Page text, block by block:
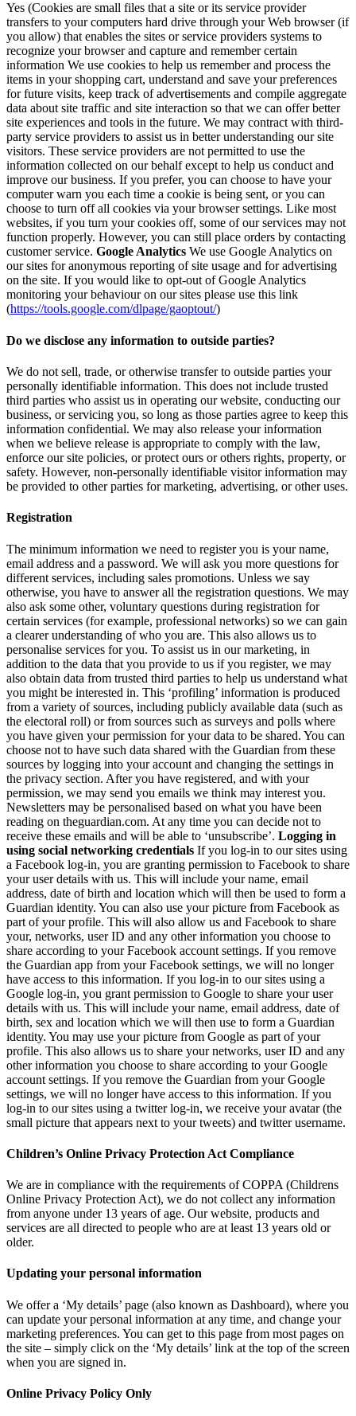
Yes (Cookies are small files that a site or its service provider
transfers to your computers hard drive through your Web browser (if
you allow) that enables the sites or service providers systems to
recognize your browser and capture and remember certain
information We use cookies to help us remember and process the
items in your shopping cart, understand and save your preferences
for future visits, keep track of advertisements and compile aggregate
data about site traffic and site interaction so that we can offer better
site experiences and tools in the future. We may contract with third-
party service providers to assist us in better understanding our site
visitors. These service providers are not permitted to use the
information collected on our behalf except to help us conduct and
improve our business. If you prefer, you can choose to have your
computer warn you each time a cookie is being sent, or you can
choose to turn off all cookies via your browser settings. Like most
websites, if you turn your cookies off, some of our services may not
function properly. However, you can still place orders by contacting
customer service. Google Analytics We use Google Analytics on
our sites for anonymous reporting of site usage and for advertising
on the site. If you would like to opt-out of Google Analytics
monitoring your behaviour on our sites please use this link
(https://tools.google.com/dlpage/gaoptout/)
Do we disclose any information to outside parties?
We do not sell, trade, or otherwise transfer to outside parties your
personally identifiable information. This does not include trusted
third parties who assist us in operating our website, conducting our
business, or servicing you, so long as those parties agree to keep this
information confidential. We may also release your information
when we believe release is appropriate to comply with the law,
enforce our site policies, or protect ours or others rights, property, or
safety. However, non-personally identifiable visitor information may
be provided to other parties for marketing, advertising, or other uses.
Registration
The minimum information we need to register you is your name,
email address and a password. We will ask you more questions for
different services, including sales promotions. Unless we say
otherwise, you have to answer all the registration questions. We may
also ask some other, voluntary questions during registration for
certain services (for example, professional networks) so we can gain
a clearer understanding of who you are. This also allows us to
personalise services for you. To assist us in our marketing, in
addition to the data that you provide to us if you register, we may
also obtain data from trusted third parties to help us understand what
you might be interested in. This ‘profiling’ information is produced
from a variety of sources, including publicly available data (such as
the electoral roll) or from sources such as surveys and polls where
you have given your permission for your data to be shared. You can
choose not to have such data shared with the Guardian from these
sources by logging into your account and changing the settings in
the privacy section. After you have registered, and with your
permission, we may send you emails we think may interest you.
Newsletters may be personalised based on what you have been
reading on theguardian.com. At any time you can decide not to
receive these emails and will be able to ‘unsubscribe’. Logging in
using social networking credentials If you log-in to our sites using
a Facebook log-in, you are granting permission to Facebook to share
your user details with us. This will include your name, email
address, date of birth and location which will then be used to form a
Guardian identity. You can also use your picture from Facebook as
part of your profile. This will also allow us and Facebook to share
your, networks, user ID and any other information you choose to
share according to your Facebook account settings. If you remove
the Guardian app from your Facebook settings, we will no longer
have access to this information. If you log-in to our sites using a
Google log-in, you grant permission to Google to share your user
details with us. This will include your name, email address, date of
birth, sex and location which we will then use to form a Guardian
identity. You may use your picture from Google as part of your
profile. This also allows us to share your networks, user ID and any
other information you choose to share according to your Google
account settings. If you remove the Guardian from your Google
settings, we will no longer have access to this information. If you
log-in to our sites using a twitter log-in, we receive your avatar (the
small picture that appears next to your tweets) and twitter username.
Children’s Online Privacy Protection Act Compliance
We are in compliance with the requirements of COPPA (Childrens
Online Privacy Protection Act), we do not collect any information
from anyone under 13 years of age. Our website, products and
services are all directed to people who are at least 13 years old or
older.
Updating your personal information
We offer a ‘My details’ page (also known as Dashboard), where you
can update your personal information at any time, and change your
marketing preferences. You can get to this page from most pages on
the site – simply click on the ‘My details’ link at the top of the screen
when you are signed in.
Online Privacy Policy Only